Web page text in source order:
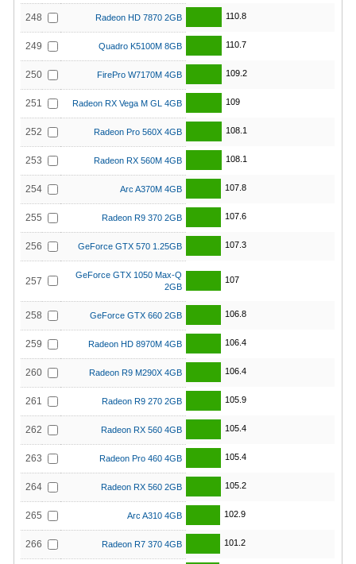
248 Radeon HD 7870 2GB 110.8
249 Quadro K5100M 8GB 110.7
250 FirePro W7170M 4GB 109.2
251 Radeon RX Vega M GL 4GB 109
252 Radeon Pro 560X 4GB 108.1
253 Radeon RX 560M 4GB 108.1
254 Arc A370M 4GB 107.8
255 Radeon R9 370 2GB 107.6
256 GeForce GTX 570 1.25GB 107.3
257
GeForce GTX 1050 Max-Q
2GB
107
258 GeForce GTX 660 2GB 106.8
259 Radeon HD 8970M 4GB 106.4
260 Radeon R9 M290X 4GB 106.4
261 Radeon R9 270 2GB 105.9
262 Radeon RX 560 4GB 105.4
263 Radeon Pro 460 4GB 105.4
264 Radeon RX 560 2GB 105.2
265 Arc A310 4GB 102.9
266 Radeon R7 370 4GB 101.2